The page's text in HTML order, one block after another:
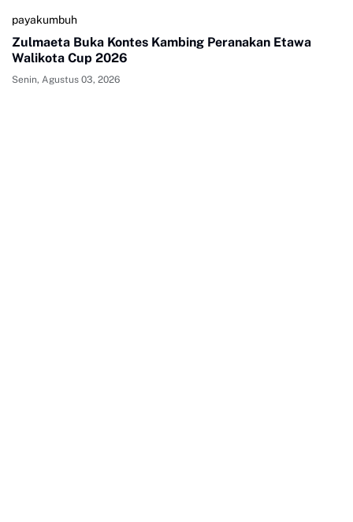
payakumbuh
Zulmaeta Buka Kontes Kambing Peranakan Etawa
Walikota Cup 2026
Senin, Agustus 03, 2026